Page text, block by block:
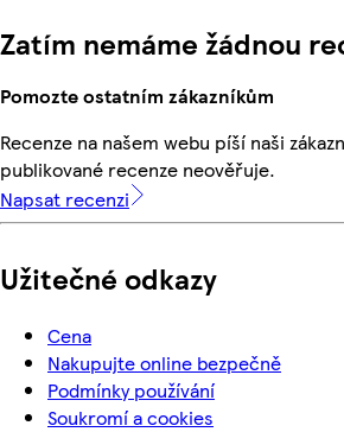
Zatím nemáme žádnou
Pomozte ostatním zákazníkům
Recenze na našem webu píší naši
publikované recenze neověřuje.
Napsat recenzi
Užitečné odkazy
Cena
Nakupujte online bezpečně
Podmínky používání
Soukromí a cookies